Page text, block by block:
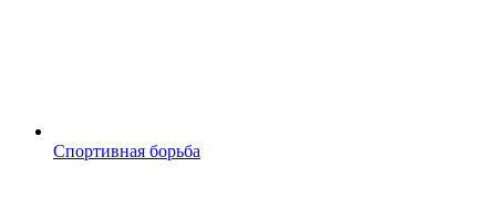
Спортивная борьба